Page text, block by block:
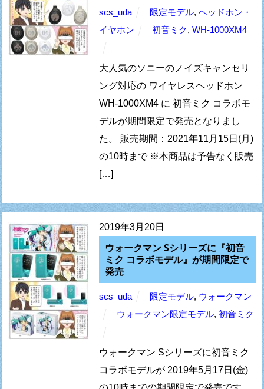
scs_uda 限定モデル, ヘッドホン・
イヤホン
初音ミク, WH-1000XM4
大人気のソニーのノイズキャンセリ
ング対応の ワイヤレスヘッドホン
WH-1000XM4 に 初音ミク コラボモ
デルが期間限定で発売となりまし
た。 販売期間：2021年11月15日(月)
の10時まで ※本商品は予告なく販売
[…]
2019年3月20日
ウォークマン Sシリーズに『初音
ミク コラボモデル』が期間限定で
発売
scs_uda 限定モデル, ウォークマン
ウォークマン限定モデル, 初音ミク
ウォークマン Sシリーズに初音ミク
コラボモデルが 2019年5月17日(金)